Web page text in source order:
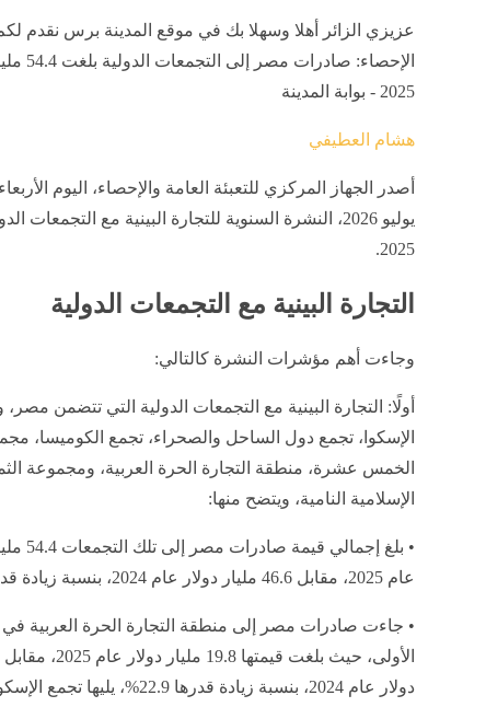
عزيزي الزائر أهلا وسهلا بك في موقع المدينة برس نقدم
الإحصاء:
2025 - بوابة المدينة
هشام العطيفي
أصدر الجهاز المركزي للتعبئة العامة والإحصاء، اليوم
يوليو 2026، النشرة السنوية للتجارة البينية مع التجمعات
2025.
التجارة البينية مع التجمعات الدولية
وجاءت أهم مؤشرات النشرة كالتالي:
أولًا: التجارة البينية مع التجمعات الدولية التي تتضمن
الإسكوا، تجمع دول الساحل والصحراء، تجمع الكوميسا،
الخمس عشرة، منطقة التجارة الحرة العربية، ومجموعة
الإسلامية النامية، ويتضح منها:
• بلغ إجمالي
عام 2025، مقابل 46.6 مليار دولار عام 2024، بنسبة زيادة قدرها 16.8%.
• جاءت صادرات مصر إلى منطقة التجارة الحرة العربية في
دولار عام 2024، بنسبة زيادة قدرها 22.9%،